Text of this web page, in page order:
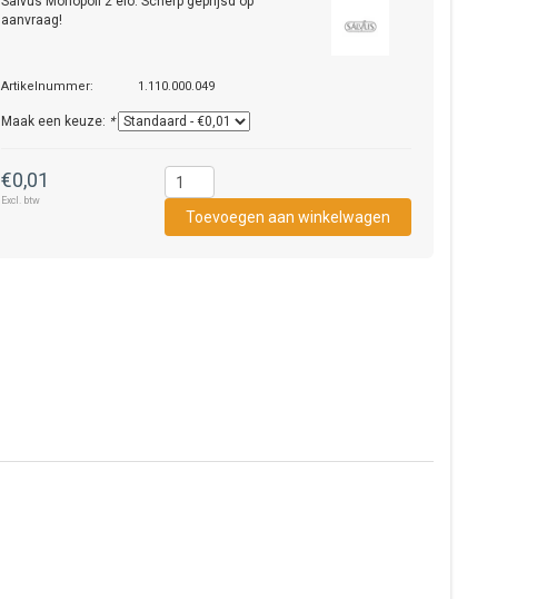
aanvraag!
Artikelnummer: 1.110.000.049
Maak een keuze: *
€0,01
Excl. btw